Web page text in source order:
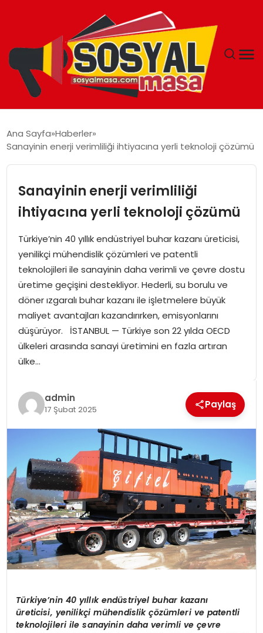
EKONOMI
GÜNCEL
TEKNOLOJI
EĞITIM
MAGAZIN
Ana Sayfa Haberler
Sanayinin enerji verimliliği ihtiyacına yerli teknoloji çözümü
Sanayinin enerji verimliliği
ihtiyacına yerli teknoloji çözümü
Türkiye’nin 40 yıllık endüstriyel buhar kazanı üreticisi,
yenilikçi mühendislik çözümleri ve patentli
teknolojileri ile sanayinin daha verimli ve çevre dostu
üretime geçişini destekliyor. Hederli, su borulu ve
döner ızgaralı buhar kazanı ile işletmelere büyük
maliyet avantajları kazandırırken, emisyonlarını
düşürüyor. İSTANBUL — Türkiye son 22 yılda OECD
ülkeleri arasında sanayi üretimini en fazla artıran
ülke…
admin
17 Şubat 2025 Paylaş
Türkiye’nin 40 yıllık endüstriyel buhar kazanı
üreticisi, yenilikçi mühendislik çözümleri ve patentli
teknolojileri ile sanayinin daha verimli ve çevre